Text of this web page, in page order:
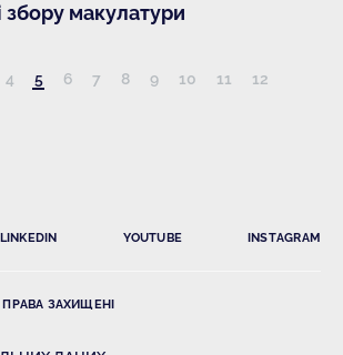
збору макулатури
4 5 6 7 8 9 10 11 12
LINKEDIN YOUTUBE INSTAGRAM
ПРАВА ЗАХИЩЕНІ